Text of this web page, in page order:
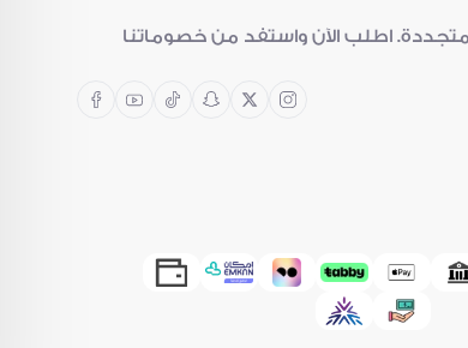
اطلب الآن واستفد من خصوماتنا